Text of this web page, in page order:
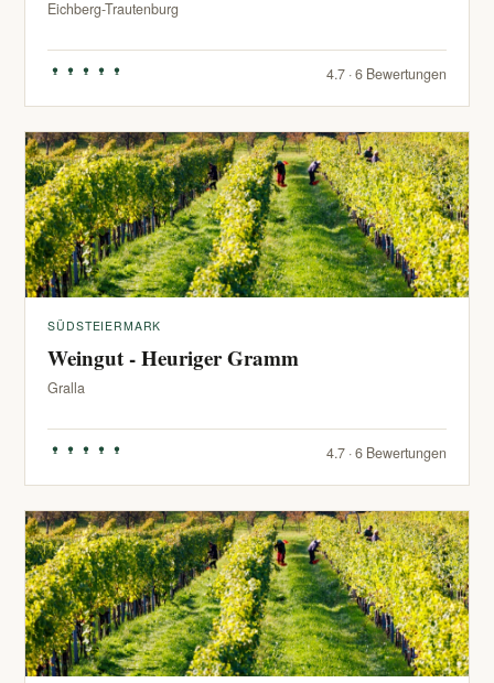
Eichberg-Trautenburg
4.7 · 6 Bewertungen
SÜDSTEIERMARK
Weingut - Heuriger Gramm
Gralla
4.7 · 6 Bewertungen